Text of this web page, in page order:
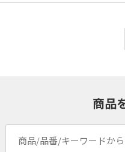
商品